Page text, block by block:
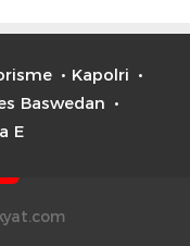
Kapolri
Baswedan
E